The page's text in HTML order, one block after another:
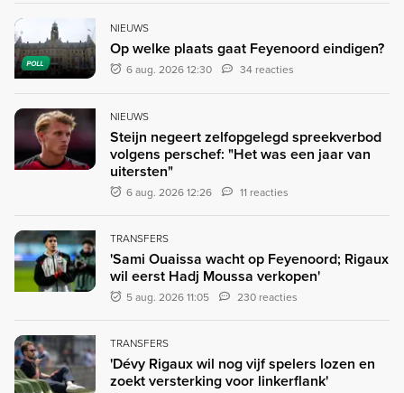
POLL
NIEUWS
Op welke plaats gaat Feyenoord eindigen?
6 aug. 2026 12:30 34 reacties
NIEUWS
Steijn negeert zelfopgelegd spreekverbod
volgens perschef: "Het was een jaar van
uitersten"
6 aug. 2026 12:26 11 reacties
TRANSFERS
'Sami Ouaissa wacht op Feyenoord; Rigaux
wil eerst Hadj Moussa verkopen'
5 aug. 2026 11:05 230 reacties
TRANSFERS
'Dévy Rigaux wil nog vijf spelers lozen en
zoekt versterking voor linkerflank'